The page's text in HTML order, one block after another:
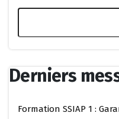
Derniers
Formation SSIAP 1 :